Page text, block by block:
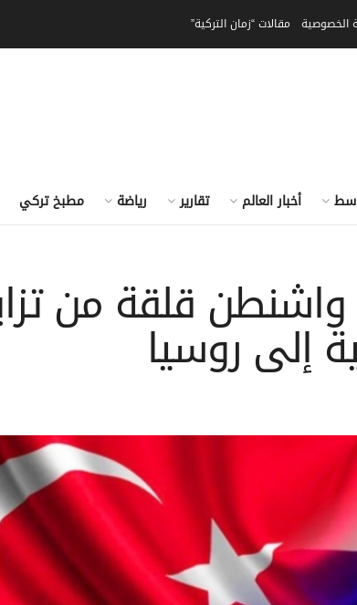
الخصوصية مقالات “زمان التركية”
أخبار العالم تقارير رياضة مطبخ تركي
واشنطن قلقة من
إلى روسيا